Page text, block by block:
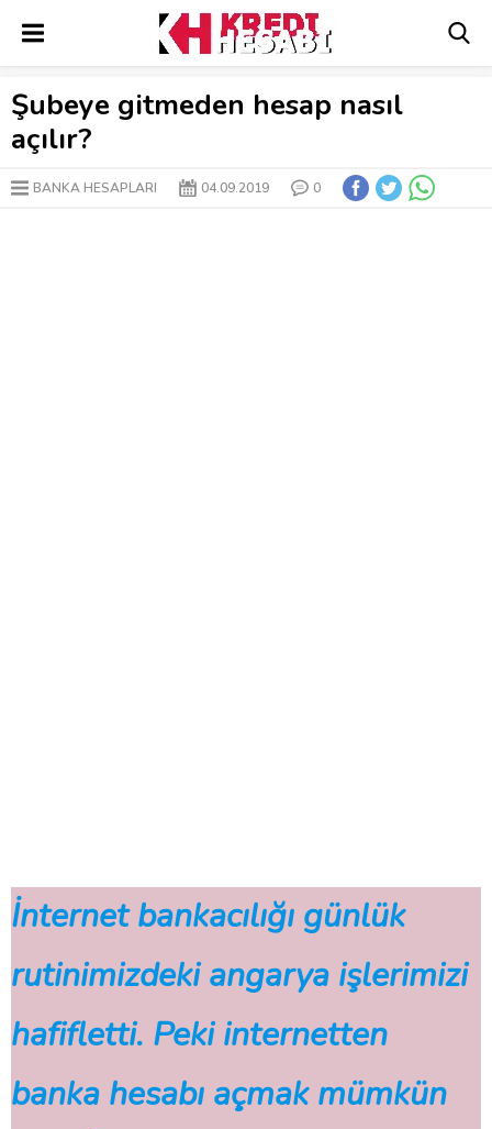
Şubeye gitmeden hesap nasıl
açılır?
BANKA HESAPLARI 04.09.2019 0
İnternet bankacılığı günlük
rutinimizdeki angarya işlerimizi
hafifletti. Peki internetten
banka hesabı açmak mümkün